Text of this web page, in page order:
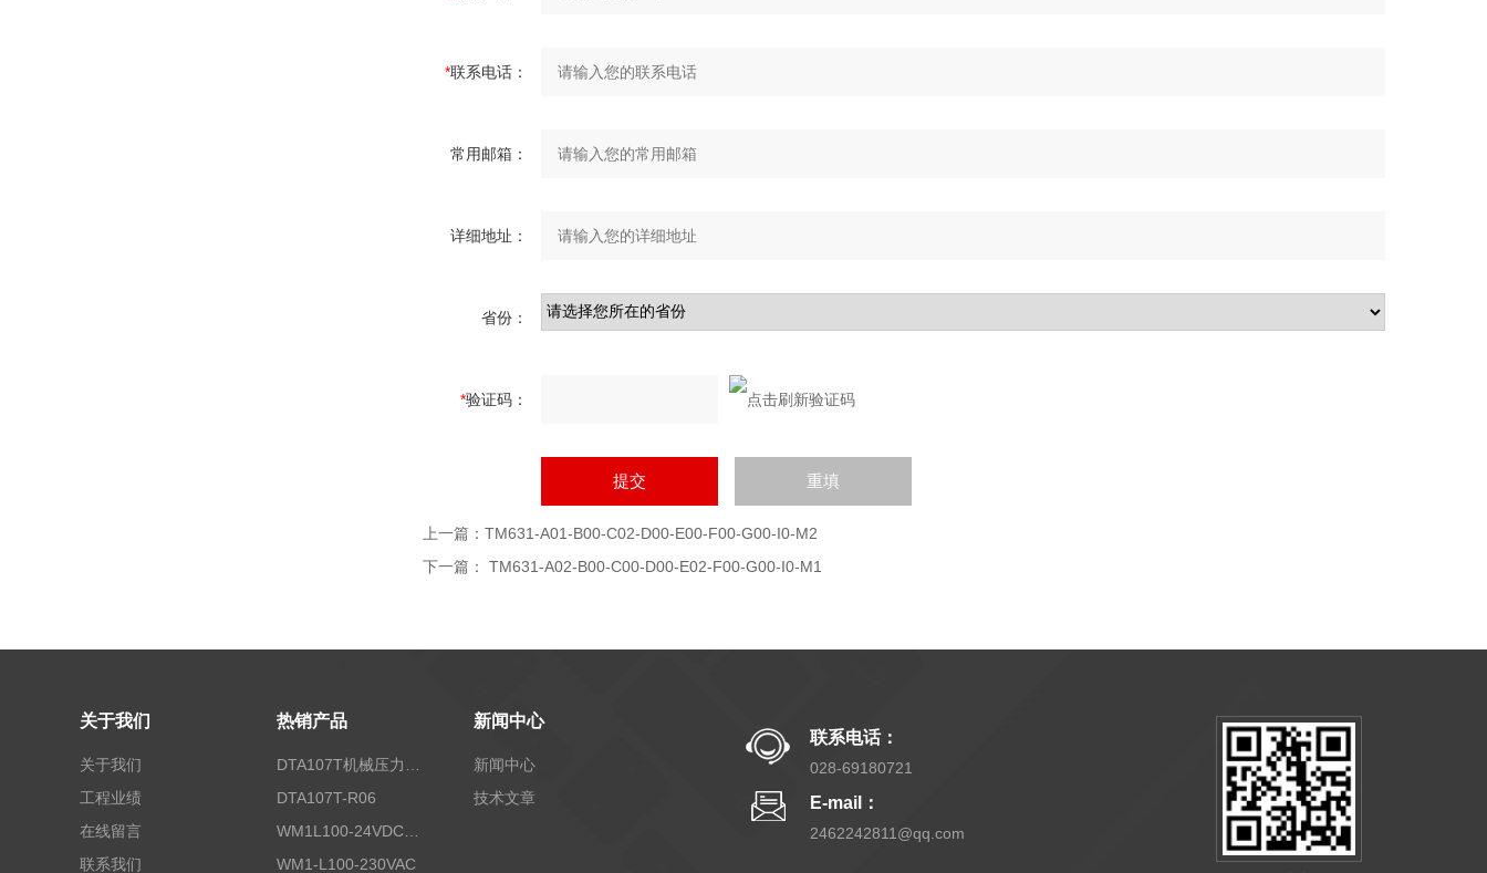
*联系电话：
常用邮箱：
详细地址：
省份：
*验证码：
上一篇： TM631-A01-B00-C02-D00-E00-F00-G00-I0-M2
下一篇： TM631-A02-B00-C00-D00-E02-F00-G00-I0-M1
关于我们
关于我们
工程业绩
在线留言
联系我们
热销产品
DTA107T-R06
WM1-L100-230VAC
新闻中心
新闻中心
技术文章
联系电话：
028-69180721
E-mail：
2462242811@qq.com